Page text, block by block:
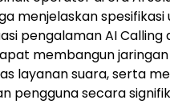
menjelaskan spesifikasi
pengalaman AI Calling
membangun
layanan suara, serta
pengguna secara